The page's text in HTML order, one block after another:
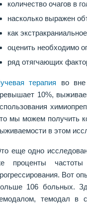
количество очагов в
насколько выражен
как
оценить необходимо
ряд отягчающих
терапия во вне
10%,
мы можем получить
в этом
еще одно
проценты
Вот
106 больных.
темодал в